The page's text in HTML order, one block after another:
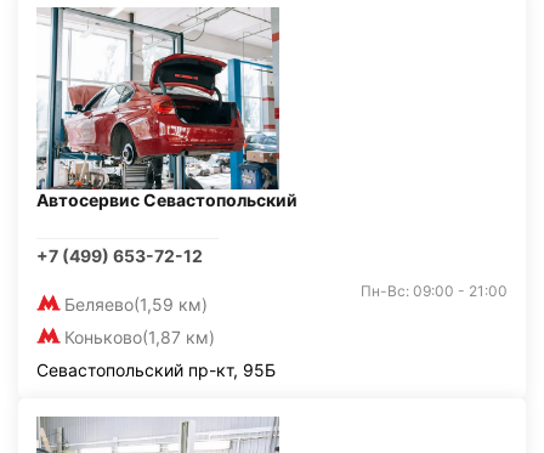
Автосервис Севастопольский
+7 (499) 653-72-12
Беляево(1,59 км)
Коньково(1,87 км)
Пн-Вс: 09:00 - 21:00
Севастопольский пр-кт, 95Б